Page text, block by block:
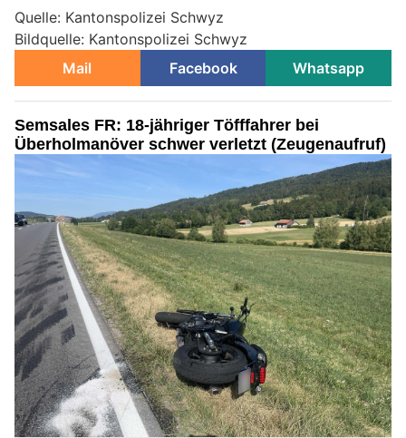
Quelle: Kantonspolizei Schwyz
Bildquelle: Kantonspolizei Schwyz
Mail
Facebook Whatsapp
Semsales FR: 18-jähriger Töfffahrer bei
Überholmanöver schwer verletzt (Zeugenaufruf)